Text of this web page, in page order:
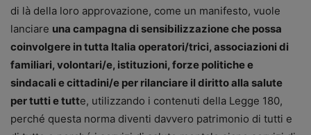
di là della loro approvazione, come un manifesto, vuole
lanciare una campagna di sensibilizzazione che possa
coinvolgere in tutta Italia operatori/trici, associazioni di
familiari, volontari/e, istituzioni, forze politiche e
sindacali e cittadini/e per rilanciare il diritto alla salute
per tutti e tutte, utilizzando i contenuti della Legge 180,
perché questa norma diventi davvero patrimonio di tutti e